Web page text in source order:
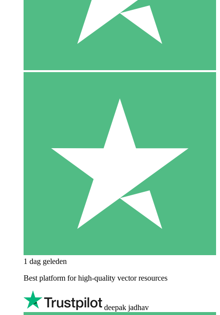
1 dag geleden
Best platform for high-quality vector resources
deepak jadhav